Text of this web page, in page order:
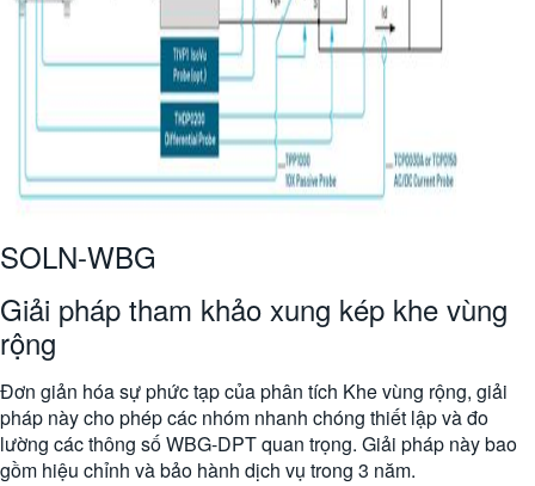
SOLN-WBG
Giải pháp tham khảo xung kép khe vùng
rộng
Đơn giản hóa sự phức tạp của phân tích Khe vùng rộng, giải
pháp này cho phép các nhóm nhanh chóng thiết lập và đo
lường các thông số WBG-DPT quan trọng. Giải pháp này bao
gồm hiệu chỉnh và bảo hành dịch vụ trong 3 năm.